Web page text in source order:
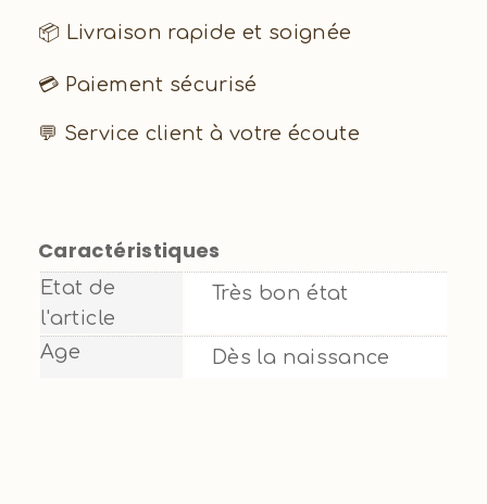
📦 Livraison rapide et soignée
💳 Paiement sécurisé
💬 Service client à votre écoute
Caractéristiques
Etat de
l'article
Très bon état
Age Dès la naissance